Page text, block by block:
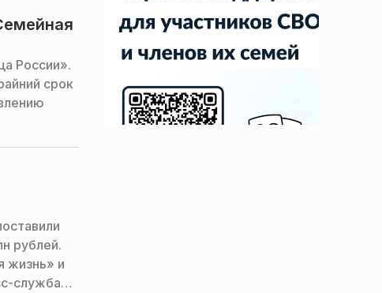
России».
срок
рублей.
жизнь» и
служба